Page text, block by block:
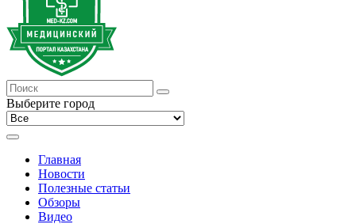
Выберите город
Главная
Новости
Полезные статьи
Обзоры
Видео